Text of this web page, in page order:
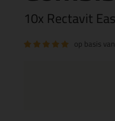
10x Rectavit
op basis van